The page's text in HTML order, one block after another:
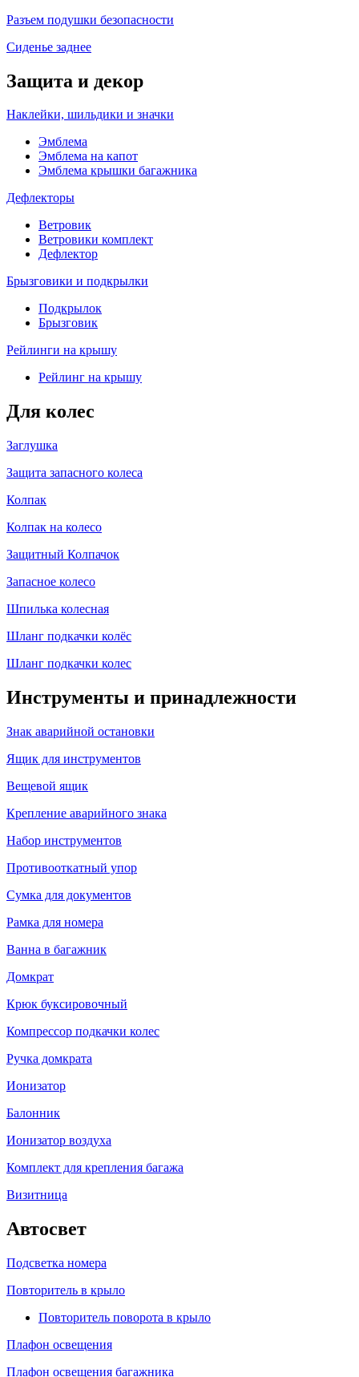
Разъем подушки безопасности
Сиденье заднее
Защита и декор
Наклейки, шильдики и значки
Эмблема
Эмблема на капот
Эмблема крышки багажника
Дефлекторы
Ветровик
Ветровики комплект
Дефлектор
Брызговики и подкрылки
Подкрылок
Брызговик
Рейлинги на крышу
Рейлинг на крышу
Для колес
Заглушка
Защита запасного колеса
Колпак
Колпак на колесо
Защитный Колпачок
Запасное колесо
Шпилька колесная
Шланг подкачки колёс
Шланг подкачки колес
Инструменты и принадлежности
Знак аварийной остановки
Ящик для инструментов
Вещевой ящик
Крепление аварийного знака
Набор инструментов
Противооткатный упор
Сумка для документов
Рамка для номера
Ванна в багажник
Домкрат
Крюк буксировочный
Компрессор подкачки колес
Ручка домкрата
Ионизатор
Балонник
Ионизатор воздуха
Комплект для крепления багажа
Визитница
Автосвет
Подсветка номера
Повторитель в крыло
Повторитель поворота в крыло
Плафон освещения
Плафон освещения багажника